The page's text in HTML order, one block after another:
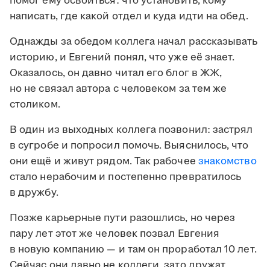
написать, где какой отдел и куда идти на обед.
Однажды за обедом коллега начал рассказывать
историю, и Евгений понял, что уже её знает.
Оказалось, он давно читал его блог в ЖЖ,
но не связал автора с человеком за тем же
столиком.
В один из выходных коллега позвонил: застрял
в сугробе и попросил помочь. Выяснилось, что
они ещё и живут рядом. Так рабочее знакомство
стало нерабочим и постепенно превратилось
в дружбу.
Позже карьерные пути разошлись, но через
пару лет этот же человек позвал Евгения
в новую компанию — и там он проработал 10 лет.